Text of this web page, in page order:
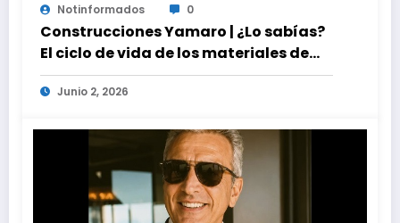
Notinformados 0
Construcciones Yamaro | ¿Lo sabías?
El ciclo de vida de los materiales de
construcción revoluciona eficiencia
en proyectos modernos
Junio 2, 2026